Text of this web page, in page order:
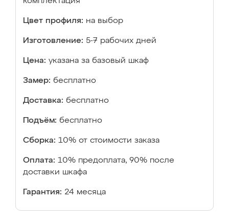
Цвет профиля: на выбор
Изготовление: 5-7 рабочих дней
Цена: указана за базовый шкаф
Замер: бесплатно
Доставка: бесплатно
Подъём: бесплатно
Сборка: 10% от стоимости заказа
Оплата: 10% предоплата, 90% после
доставки шкафа
Гарантия: 24 месяца